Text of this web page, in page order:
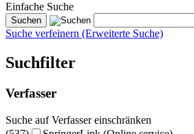
Einfache Suche
Suche verfeinern (Erweiterte Suche)
Suchfilter
Verfasser
Suche auf Verfasser einschränken